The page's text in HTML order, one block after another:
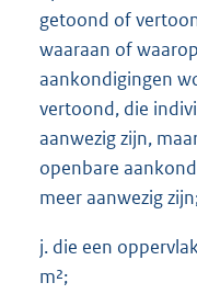
getoond of
waaraan of
aankondigingen
vertoond, die
aanwezig zijn,
openbare
meer aanwezig
j. die een
m²;